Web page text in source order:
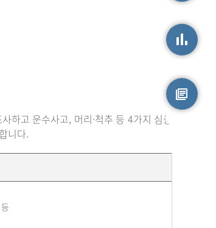
고 운수사고, 머리·척추 등 4가지 심층
니다.